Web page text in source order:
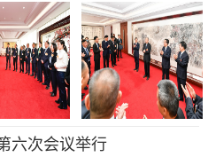
六次会议举行